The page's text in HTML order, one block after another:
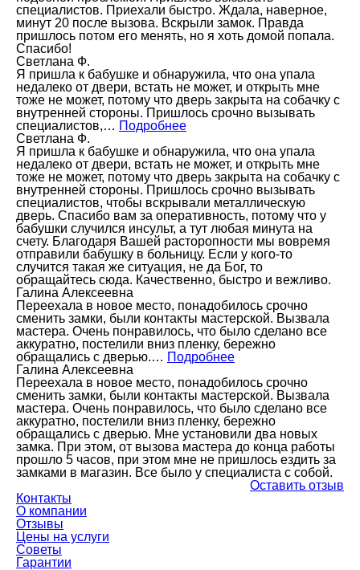
специалистов. Приехали быстро. Ждала, наверное,
минут 20 после вызова. Вскрыли замок. Правда
пришлось потом его менять, но я хоть домой попала.
Спасибо!
Светлана Ф.
Я пришла к бабушке и обнаружила, что она упала
недалеко от двери, встать не может, и открыть мне
тоже не может, потому что дверь закрыта на собачку с
внутренней стороны. Пришлось срочно вызывать
специалистов,… Подробнее
Светлана Ф.
Я пришла к бабушке и обнаружила, что она упала
недалеко от двери, встать не может, и открыть мне
тоже не может, потому что дверь закрыта на собачку с
внутренней стороны. Пришлось срочно вызывать
специалистов, чтобы вскрывали металлическую
дверь. Спасибо вам за оперативность, потому что у
бабушки случился инсульт, а тут любая минута на
счету. Благодаря Вашей расторопности мы вовремя
отправили бабушку в больницу. Если у кого-то
случится такая же ситуация, не да Бог, то
обращайтесь сюда. Качественно, быстро и вежливо.
Галина Алексеевна
Переехала в новое место, понадобилось срочно
сменить замки, были контакты мастерской. Вызвала
мастера. Очень понравилось, что было сделано все
аккуратно, постелили вниз пленку, бережно
обращались с дверью.… Подробнее
Галина Алексеевна
Переехала в новое место, понадобилось срочно
сменить замки, были контакты мастерской. Вызвала
мастера. Очень понравилось, что было сделано все
аккуратно, постелили вниз пленку, бережно
обращались с дверью. Мне установили два новых
замка. При этом, от вызова мастера до конца работы
прошло 5 часов, при этом мне не пришлось ездить за
замками в магазин. Все было у специалиста с собой.
Оставить отзыв
Контакты
О компании
Отзывы
Цены на услуги
Советы
Гарантии